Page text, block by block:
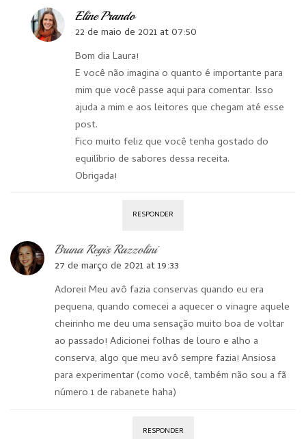
Eline Prando
22 de maio de 2021 at 07:50
Bom dia Laura!
E você não imagina o quanto é importante para
mim que você passe aqui para comentar. Isso
ajuda a mim e aos leitores que chegam até esse
post.
Fico muito feliz que você tenha gostado do
equilíbrio de sabores dessa receita.
Obrigada!
RESPONDER
Bruna Regis Razzolini
27 de março de 2021 at 19:33
Adorei! Meu avô fazia conservas quando eu era
pequena, quando comecei a aquecer o vinagre aquele
cheirinho me deu uma sensação muito boa de voltar
ao passado! Adicionei folhas de louro e alho a
conserva, algo que meu avô sempre fazia! Ansiosa
para experimentar (como você, também não sou a fã
número 1 de rabanete haha)
RESPONDER